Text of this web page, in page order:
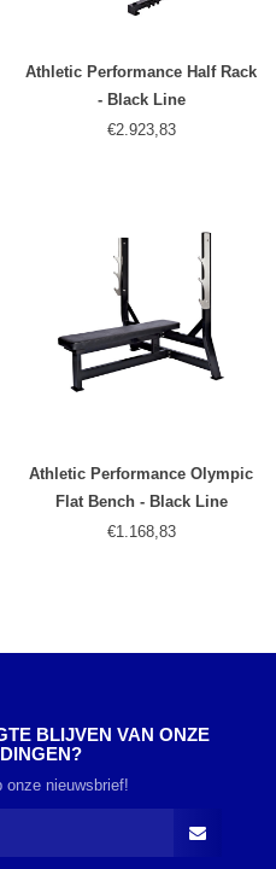
Athletic Performance Half Rack
- Black Line
€2.923,83
Athletic Performance Olympic
Flat Bench - Black Line
€1.168,83
BLIJVEN VAN ONZE
onze nieuwsbrief!